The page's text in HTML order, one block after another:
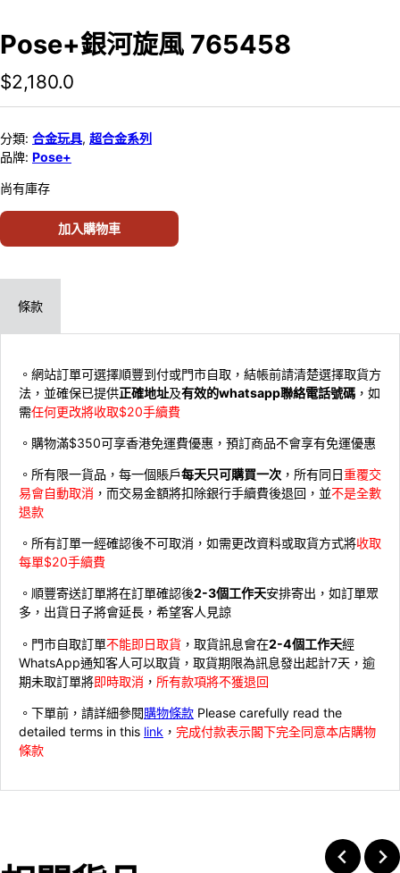
Pose+銀河旋風 765458
$2,180.0
分類: 合金玩具, 超合金系列
品牌: Pose+
尚有庫存
加入購物車
條款
。網站訂單可選擇順豐到付或門市自取，結帳前請清楚選擇取貨方
法，並確保已提供正確地址及有效的whatsapp聯絡電話號碼 ，如
需任何更改將收取$20手續費
。購物滿$350可享香港免運費優惠，預訂商品不會享有免運優惠
。所有限一貨品，每一個賬戶每天只可購買一次 ，所有同日重覆交
易會自動取消 ，而交易金額將扣除銀行手續費後退回，並不是全數
退款
。所有訂單一經確認後不可取消，如需更改資料或取貨方式將收取
每單$20手續費
。順豐寄送訂單將在訂單確認後2-3個工作天安排寄出，如訂單眾
多，出貨日子將會延長，希望客人見諒
。門市自取訂單不能即日取貨 ，取貨訊息會在2-4個工作天經
WhatsApp通知客人可以取貨，取貨期限為訊息發出起計7天，逾
期未取訂單將即時取消 ， 所有款項將不獲退回
。下單前，請詳細參閱購物條款 Please carefully read the
detailed terms in this link ， 完成付款表示閣下完全同意本店購物
條款